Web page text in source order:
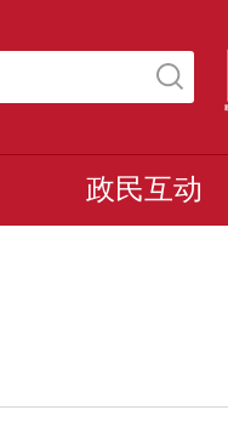
政民互动